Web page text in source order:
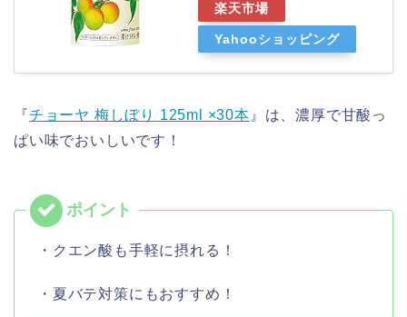
楽天市場
Yahooショッピング
『 チョーヤ 梅しぼり 125ml ×30本』は、濃厚で甘酸っ
ぱい味でおいしいです！
・クエン酸も手軽に摂れる！
・夏バテ対策にもおすすめ！